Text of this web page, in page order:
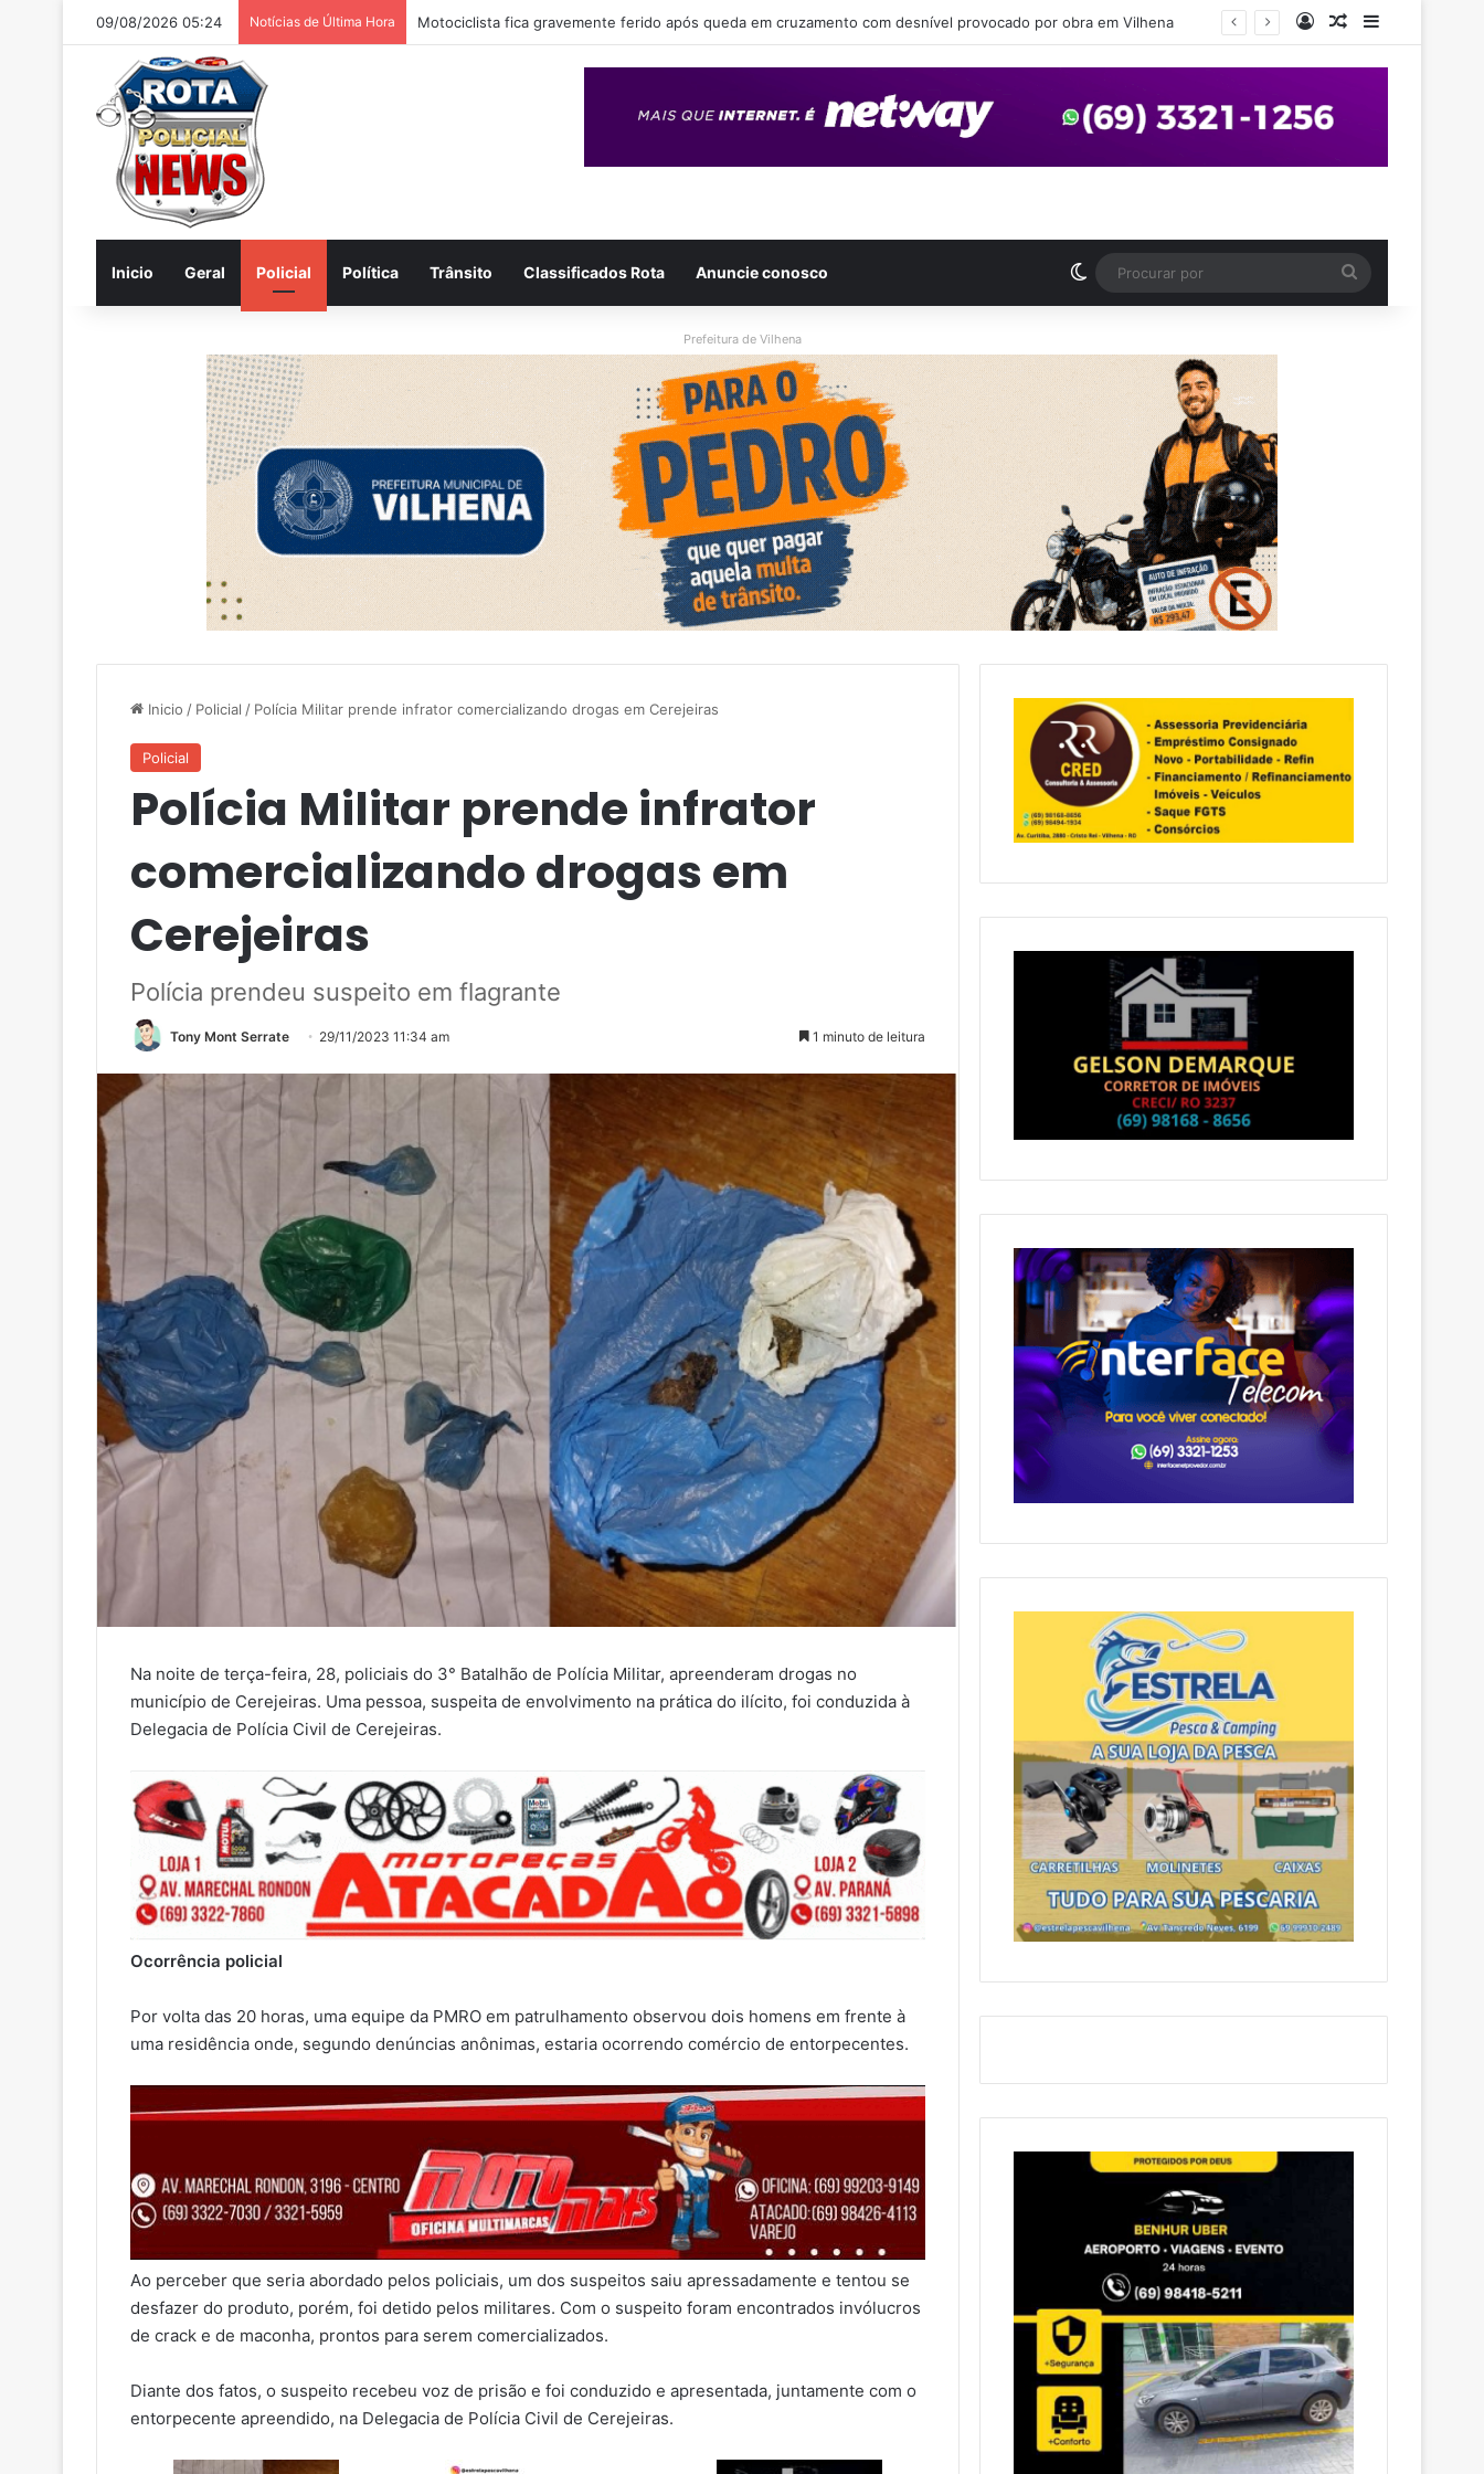
09/08/2026 05:24 Notícias de Última Hora Polícia apreende drogas, dinheiro e simulacro durante ação no bairro Alto Alegre, em Vilhena EntrarArtigo aleatório
Inicio Geral Policial Política Trânsito Classificados Rota Anuncie conosco Switch skin
por
Prefeitura de Vilhena
Inicio / Policial / Polícia Militar prende infrator comercializando drogas em Cerejeiras
Policial
Polícia Militar prende infrator
comercializando drogas em
Cerejeiras
Polícia prendeu suspeito em flagrante
Tony Mont Serrate 29/11/2023 11:34 am 1 minuto de leitura
Na noite de terça-feira, 28, policiais do 3° Batalhão de Polícia Militar, apreenderam drogas no
município de Cerejeiras. Uma pessoa, suspeita de envolvimento na prática do ilícito, foi conduzida à
Delegacia de Polícia Civil de Cerejeiras.
Ocorrência policial
Por volta das 20 horas, uma equipe da PMRO em patrulhamento observou dois homens em frente à
uma residência onde, segundo denúncias anônimas, estaria ocorrendo comércio de entorpecentes.
Ao perceber que seria abordado pelos policiais, um dos suspeitos saiu apressadamente e tentou se
desfazer do produto, porém, foi detido pelos militares. Com o suspeito foram encontrados invólucros
de crack e de maconha, prontos para serem comercializados.
Diante dos fatos, o suspeito recebeu voz de prisão e foi conduzido e apresentada, juntamente com o
entorpecente apreendido, na Delegacia de Polícia Civil de Cerejeiras.